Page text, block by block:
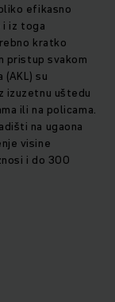
efikasno
i iz toga
kratko
pristup svakom
su
izuzetnu uštedu
ili na policama.
na ugaona
visine
i do 300